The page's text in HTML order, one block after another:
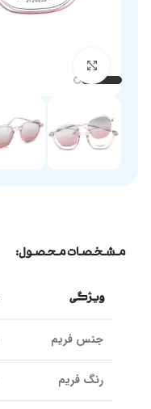
مشخصات محصول:
ویژگی
جنس فریم
رنگ فریم